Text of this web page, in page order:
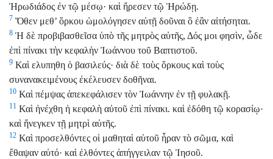
Ἡρωδιάδος ἐν τῷ μέσῳ· καὶ ἤρεσεν τῷ Ἡρώδῃ.
7 Ὅθεν μεθ’ ὅρκου ὡμολόγησεν αὐτῇ δοῦναι ὃ ἐἂν αἰτήσηται.
8 Ἡ δὲ προβιβασθεῖσα ὑπὸ τῆς μητρὸς αὐτῆς, Δός μοι φησὶν, ὧδε
ἐπὶ πίνακι τὴν κεφαλὴν Ἰωάννου τοῦ Βαπτιστοῦ.
9 Καὶ ελυπηθη ὁ βασιλεύς· διὰ δὲ τοὺς ὅρκους καὶ τοὺς
συνανακειμένους ἐκέλευσεν δοθῆναι.
10 Καὶ πέμψας ἀπεκεφάλισεν τὸν Ἰωάννην ἐν τῇ φυλακῇ.
11 Καὶ ἠνέχθη ἡ κεφαλὴ αὐτοῦ ἐπὶ πίνακι. καὶ ἐδόθη τῷ κορασίῳ·
καὶ ἤνεγκεν τῇ μητρὶ αὐτῆς.
12 Καὶ προσελθόντες οἱ μαθηταὶ αὐτοῦ ἦραν τὸ σῶμα, καὶ
ἔθαψαν αὐτό· καὶ ἐλθόντες ἀπήγγειλαν τῷ Ἰησοῦ.